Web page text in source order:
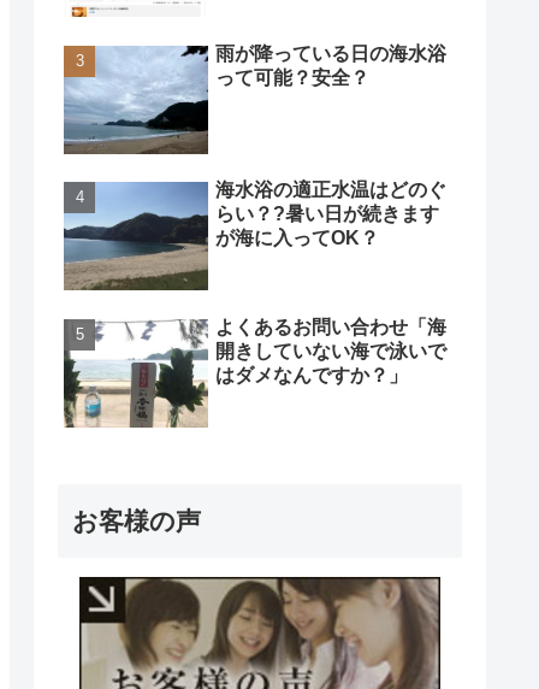
雨が降っている日の海水浴
って可能？安全？
海水浴の適正水温はどのぐ
らい？?暑い日が続きます
が海に入ってOK？
よくあるお問い合わせ「海
開きしていない海で泳いで
はダメなんですか？」
お客様の声